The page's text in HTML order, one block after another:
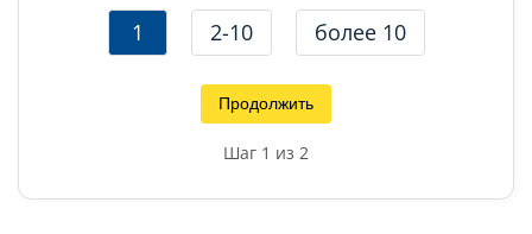
1 2-10 более 10
Продолжить
Шаг 1 из 2